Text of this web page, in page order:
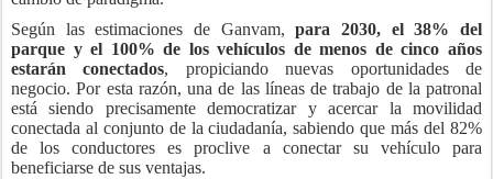
Según las estimaciones de Ganvam,para 2030, el 38% del
parque y el 100% de los vehículos de menos de cinco años
estarán conectados, propiciando nuevas oportunidades de
negocio. Por esta razón, una de las líneas de trabajo de la patronal
está siendo precisamente democratizar y acercar la movilidad
conectada al conjunto de la ciudadanía, sabiendo que más del 82%
de los conductores es proclive a conectar su vehículo para
beneficiarse de sus ventajas.